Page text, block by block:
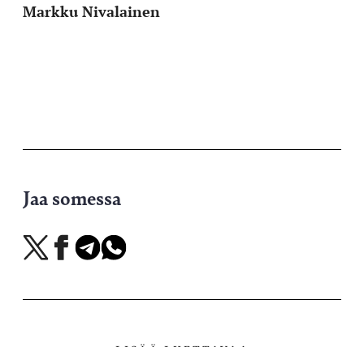
Markku Nivalainen
Jaa somessa
Jaa
X-
Jaa
Facebookissa
Jaa
Telegramissa
Jaa
WhatsAppissa